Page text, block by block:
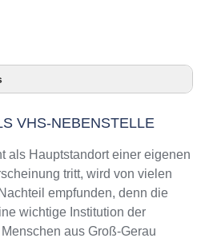
die VHS in Groß-Gerau
aus Groß-Gerau an
Kurse und Umgebung
– Öffnungszeiten und
VHS-NEBENSTELLE
als Hauptstandort einer eigenen
tritt, wird von vielen
empfunden, denn die
wichtige Institution der
aus Groß-Gerau